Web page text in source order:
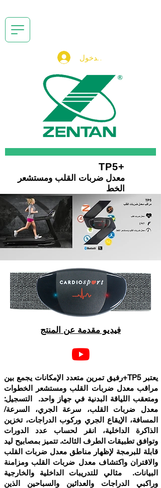
تسجيل الدخول
+TP5
معدل ضربات القلب ومستشعر
الخط
فيديو مقدمة عن المنتج
يعتبر TP5+رفيق تمرين متعدد الإمكانات يجمع بين
مراقب معدل ضربات القلب ومستشعر الخطوات
ومتعقب اللياقة البدنية في جهاز واحد. التسجيل:
معدل ضربات القلب، سرعة الجري، السرعة/
المسافة، الإيقاع الجري وركوب الدراجات، تخزين
الذاكرة الداخلية، انقر لحساب عدد الدورات
وتوافق تطبيقات الطرف الثالث. تتميز بمصابيح ليد
قابلة للبرمجة لإظهار مناطق معدل ضربات القلب
والاقتران واكتشاف معدل ضربات القلب ومزامنة
البيانات. مثالي للتدريبات الداخلية والخارجية
وراكبي الدراجات والعدائين والسباحين الذين